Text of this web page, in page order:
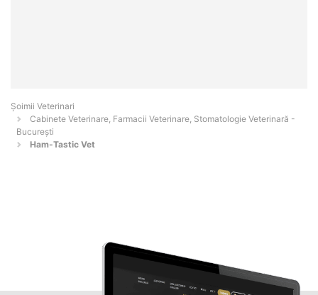
Șoimii Veterinari
Cabinete Veterinare, Farmacii Veterinare, Stomatologie Veterinară -
Bucureşti
Ham-Tastic Vet